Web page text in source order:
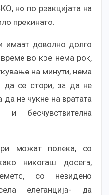
но по реакцијата на
прекинато.
имаат доволно долго
во кое нема рок,
на минути, нема
да се стори, за да не
не чукне на вратата
бесчувствителна
можат полека, со
никогаш досега,
со невидено
елеганција- да